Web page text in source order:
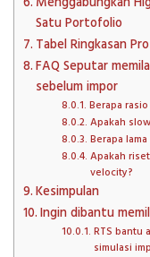
Satu Portofolio
Tabel Ringkasan
FAQ Seputar
sebelum impor
Berapa
Apakah
Berapa
Apakah
velocity?
Kesimpulan
Ingin dibantu
RTS bantu
simulasi